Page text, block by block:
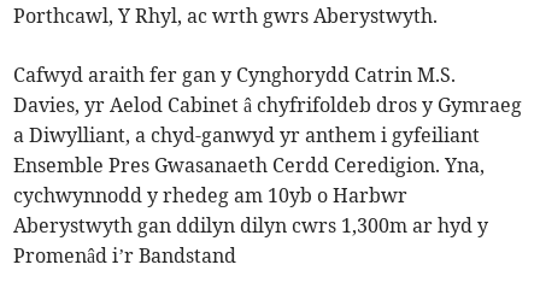
Porthcawl, Y Rhyl, ac wrth gwrs Aberystwyth.
Cafwyd araith fer gan y Cynghorydd Catrin M.S.
Davies, yr Aelod Cabinet â chyfrifoldeb dros y Gymraeg
a Diwylliant, a chyd-ganwyd yr anthem i gyfeiliant
Ensemble Pres Gwasanaeth Cerdd Ceredigion. Yna,
cychwynnodd y rhedeg am 10yb o Harbwr
Aberystwyth gan ddilyn dilyn cwrs 1,300m ar hyd y
Promenâd i’r Bandstand